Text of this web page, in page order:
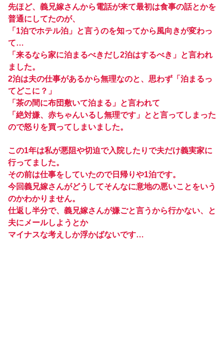
先ほど、義兄嫁さんから電話が来て最初は食事の話とかを
普通にしてたのが、
「1泊でホテル泊」と言うのを知ってから風向きが変わっ
て…
「来るなら家に泊まるべきだし2泊はするべき」と言われ
ました。
2泊は夫の仕事があるから無理なのと、思わず「泊まるっ
てどこに？」
「茶の間に布団敷いて泊まる」と言われて
「絶対嫌、赤ちゃんいるし無理です」とと言ってしまった
ので怒りを買ってしまいました。
この1年は私が悪阻や切迫で入院したりで夫だけ義実家に
行ってました。
その前は仕事をしていたので日帰りや1泊です。
今回義兄嫁さんがどうしてそんなに意地の悪いことをいう
のかわかりません。
仕返し半分で、義兄嫁さんが嫌ごと言うから行かない、と
夫にメールしようとか
マイナスな考えしか浮かばないです…